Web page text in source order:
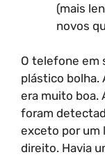
(mais
novos
O telefone em
plástico bolha.
era muito boa.
foram
exceto por um
direito. Havia